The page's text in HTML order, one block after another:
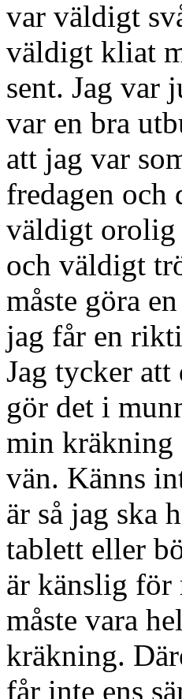
var väldigt
väldigt kliat
sent. Jag var
var en bra
att jag var
fredagen och
väldigt orolig
och väldigt
måste göra
jag får en
Jag tycker
gör det i
min kräkning
vän. Känns
är så jag ska
tablett eller
är känslig för
måste vara
kräkning.
får inte ens